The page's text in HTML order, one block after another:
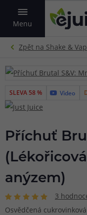
Menu
VYHLEDAT
SLEVA 58 % Video
Příchuť
anýzem)
3
Osvědčená